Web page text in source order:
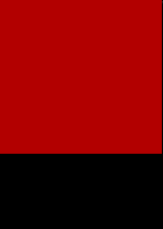
(15 € + 30 €